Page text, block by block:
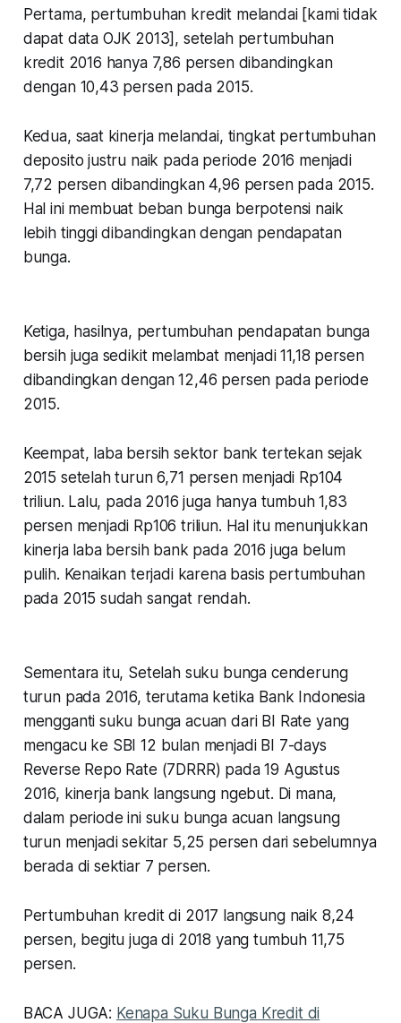
Pertama, pertumbuhan kredit melandai [kami tidak
dapat data OJK 2013], setelah pertumbuhan
kredit 2016 hanya 7,86 persen dibandingkan
dengan 10,43 persen pada 2015.
Kedua, saat kinerja melandai, tingkat pertumbuhan
deposito justru naik pada periode 2016 menjadi
7,72 persen dibandingkan 4,96 persen pada 2015.
Hal ini membuat beban bunga berpotensi naik
lebih tinggi dibandingkan dengan pendapatan
bunga.
Ketiga, hasilnya, pertumbuhan pendapatan bunga
bersih juga sedikit melambat menjadi 11,18 persen
dibandingkan dengan 12,46 persen pada periode
2015.
Keempat, laba bersih sektor bank tertekan sejak
2015 setelah turun 6,71 persen menjadi Rp104
triliun. Lalu, pada 2016 juga hanya tumbuh 1,83
persen menjadi Rp106 triliun. Hal itu menunjukkan
kinerja laba bersih bank pada 2016 juga belum
pulih. Kenaikan terjadi karena basis pertumbuhan
pada 2015 sudah sangat rendah.
Sementara itu, Setelah suku bunga cenderung
turun pada 2016, terutama ketika Bank Indonesia
mengganti suku bunga acuan dari BI Rate yang
mengacu ke SBI 12 bulan menjadi BI 7-days
Reverse Repo Rate (7DRRR) pada 19 Agustus
2016, kinerja bank langsung ngebut. Di mana,
dalam periode ini suku bunga acuan langsung
turun menjadi sekitar 5,25 persen dari sebelumnya
berada di sektiar 7 persen.
Pertumbuhan kredit di 2017 langsung naik 8,24
persen, begitu juga di 2018 yang tumbuh 11,75
persen.
BACA JUGA: Kenapa Suku Bunga Kredit di